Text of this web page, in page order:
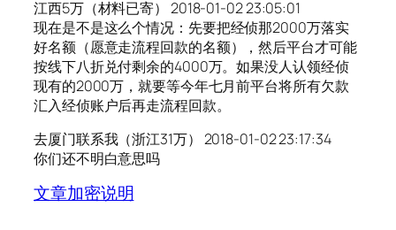
江西5万（材料已寄） 2018-01-02 23:05:01
现在是不是这么个情况：先要把经侦那2000万落实
好名额（愿意走流程回款的名额），然后平台才可能
按线下八折兑付剩余的4000万。如果没人认领经侦
现有的2000万，就要等今年七月前平台将所有欠款
汇入经侦账户后再走流程回款。
去厦门联系我（浙江31万） 2018-01-02 23:17:34
你们还不明白意思吗
文章加密说明